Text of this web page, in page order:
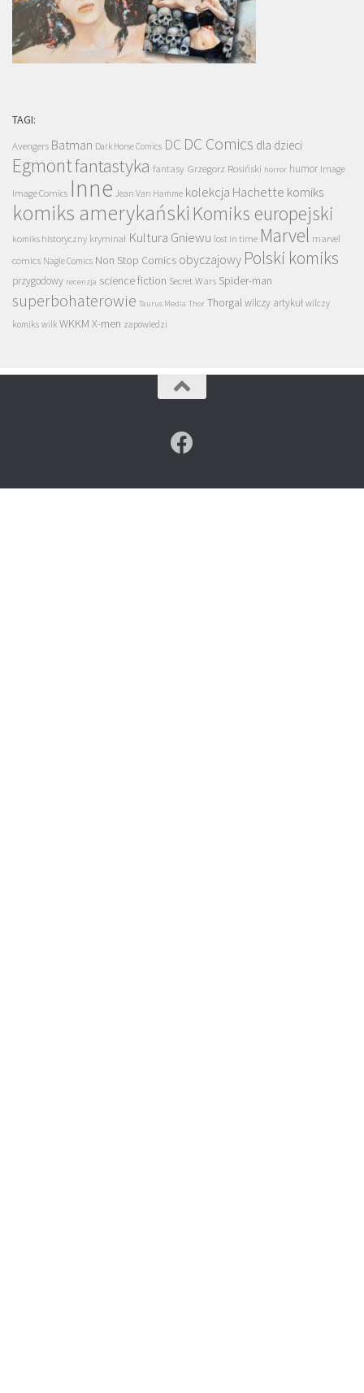
TAGI:
Avengers Batman Dark Horse Comics DC DC Comics dla dzieci
Egmontfantastyka fantasy Grzegorz Rosiński horror humor Image
Image Comics Inne Jean Van Hamme kolekcja Hachette komiks
komiks amerykański Komiks europejski
komiks historyczny kryminał Kultura Gniewu lost in time Marvel marvel
comics Nagle Comics Non Stop Comics obyczajowy Polski komiks
przygodowy recenzja science fiction Secret Wars Spider-man
superbohaterowie Taurus Media Thor Thorgalwilczy artykuł wilczy
komiks wilk WKKM X-men zapowiedzi